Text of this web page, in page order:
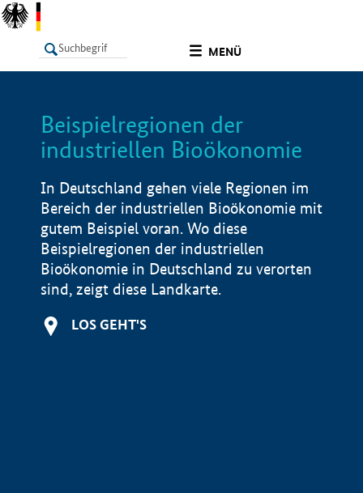
MENÜ
LISTE
Beispielregionen der
industriellen Bioökonomie
In Deutschland gehen viele Regionen im
Bereich der industriellen Bioökonomie mit
gutem Beispiel voran. Wo diese
Beispielregionen der industriellen
Bioökonomie in Deutschland zu verorten
sind, zeigt diese Landkarte.
LOS GEHT'S